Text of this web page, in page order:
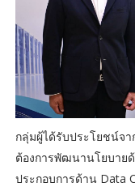
กลุ่มผู้ได้รับประโยชน์จ
ต้องการพัฒนานโยบาย
ประกอบการด้าน Data